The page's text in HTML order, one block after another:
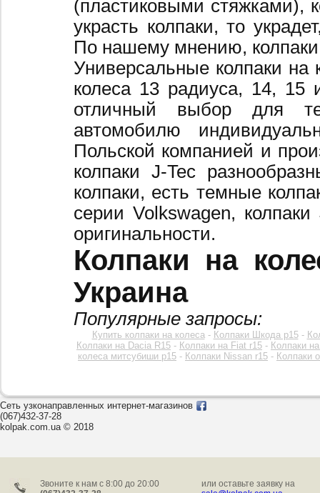
(пластиковыми стяжками),
украсть колпаки, то
По нашему мнению,
Универсальные колпаки
колеса 13 радиуса, 14,
отличный выбор для
автомобилю
Польской компанией и
колпаки J-Tec
колпаки, есть темные
серии Volkswagen,
оригинальности.
Колпаки на
Украина
Популярные запросы:
Купить колпаки на колеса- Колпаки Шкода р15-
Колпаки на Dacia R15 - Колпаки на Fiat r15 - Колпаки
колеса митсубиши р15 - Колпаки Nissan r15 - Колпаки
Сеть узконаправленных интернет-магазинов
(067)432-37-28
kolpak.com.ua © 2018
Звоните к нам c 8:00 до 20:00
или оставьте заявку на